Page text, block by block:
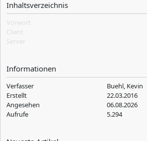
Inhaltsverzeichnis
Vorwort
Client
Server
Informationen
Verfasser
Buehl, Kevin
Erstellt
22.03.2016
Angesehen
06.08.2026
Aufrufe
5.294